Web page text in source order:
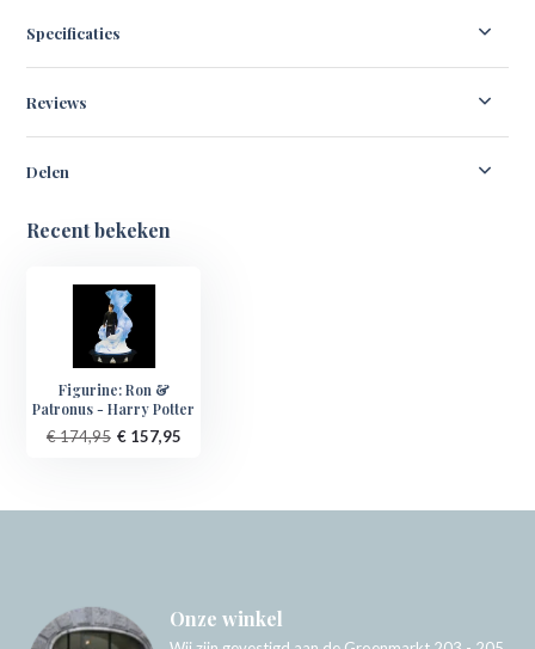
Specificaties
Reviews
Delen
Recent bekeken
Figurine: Ron &
Patronus - Harry Potter
€ 174,95 € 157,95
Onze winkel